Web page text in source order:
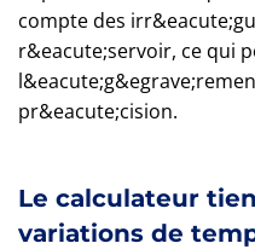
compte des
r&eacute;servoir, ce qui
pr&eacute;cision.
Le calculateur
variations de